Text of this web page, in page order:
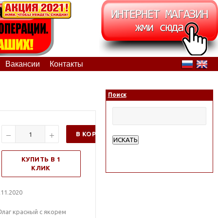
Вакансии Контакты
В КОРЗИНУ
КУПИТЬ В 1
КЛИК
красный с якорем
Поиск
ИСКАТЬ